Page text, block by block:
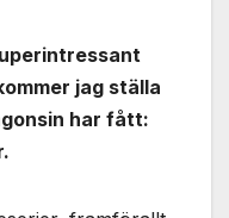
jag ställa
har fått: